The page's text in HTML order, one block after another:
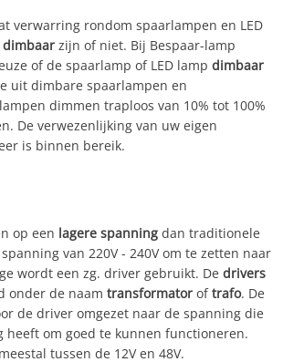
verwarring rondom spaarlampen en LED
dimbaar zijn of niet. Bij Bespaar-lamp
of de spaarlamp of LED lamp dimbaar
uit dimbare spaarlampen en
dimmen traploos van 10% tot 100%
De verwezenlijking van uw eigen
is binnen bereik.
op een lagere spanning dan traditionele
van 220V - 240V om te zetten naar
wordt een zg. driver gebruikt. De drivers
onder de naam transformator oftrafo. De
de driver omgezet naar de spanning die
heeft om goed te kunnen functioneren.
tussen de 12V en 48V.